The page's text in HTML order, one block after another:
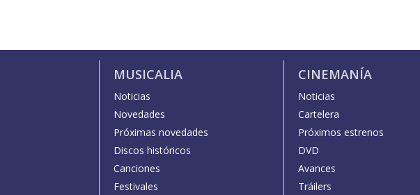
MUSICALIA
Noticias
Novedades
Próximas novedades
Discos históricos
Canciones
Festivales
CINEMANÍA
Noticias
Cartelera
Próximos estrenos
DVD
Avances
Tráilers